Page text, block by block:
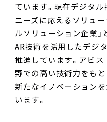
ています。現在デジタル
ニーズに応えるソリュ
ルソリューション企業」
AR技術を活用したデジ
推進しています。アビ
野での高い技術力をも
新たなイノベーション
います。